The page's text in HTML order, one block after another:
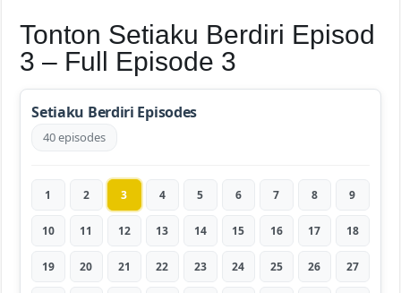
Tonton Setiaku Berdiri Episod
3 – Full Episode 3
Setiaku Berdiri Episodes
40 episodes
1 2 3 4 5 6 7 8 9
10 11 12 13 14 15 16 17 18
19 20 21 22 23 24 25 26 27